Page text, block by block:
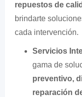
repuestos de
brindarte
cada intervención.
Servicios
gama de
preventivo,
reparación